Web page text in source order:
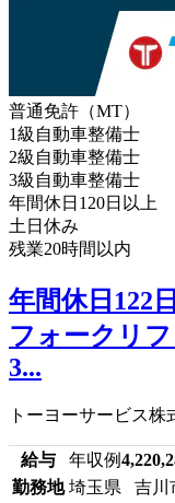
普通免許（MT）
1級自動車整備士
2級自動車整備士
3級自動車整備士
年間休日120日以上
土日休み
残業20時間以内
年間休日122
フォークリ
3...
トーヨーサービス株
給与 年収例
勤務地 埼玉県 吉川